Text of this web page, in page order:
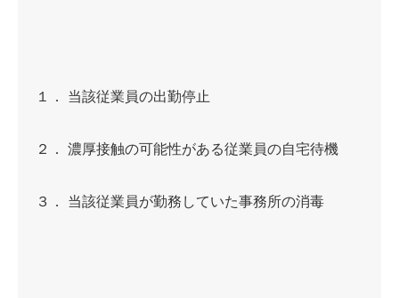
１． 当該従業員の出勤停止
２． 濃厚接触の可能性がある従業員の自宅待機
３． 当該従業員が勤務していた事務所の消毒